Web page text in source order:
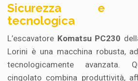
Sicurezza e
tecnologica
L’escavatore Komatsu PC230
Lorini è una macchina robusta,
tecnologicamente avanzata.
cingolato combina produttività,